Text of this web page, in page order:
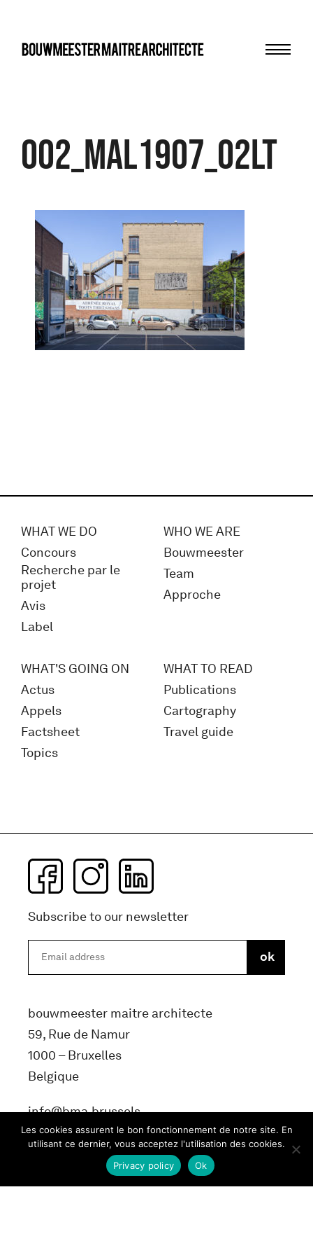
002_MAL1907_02LT
WHAT WE DO
Concours
Recherche par le
projet
Avis
Label
WHO WE ARE
Bouwmeester
Team
Approche
WHAT'S GOING ON
Actus
Appels
Factsheet
Topics
WHAT TO READ
Publications
Cartography
Travel guide
Subscribe to our newsletter
bouwmeester maitre architecte
59, Rue de Namur
1000 – Bruxelles
Belgique
info@bma.brussels
Les cookies assurent le bon fonctionnement de notre site. En
utilisant ce dernier, vous acceptez l'utilisation des cookies.
Ok
Privacy policy